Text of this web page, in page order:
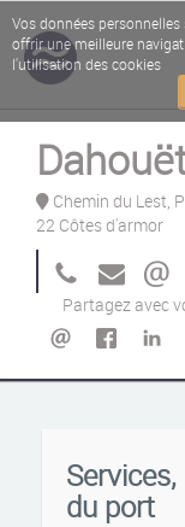
Chemin du Lest,
22 Côtes d'armor
Partagez avec
du port
Vos données
offrir une meilleure
l'utilisation des cookies